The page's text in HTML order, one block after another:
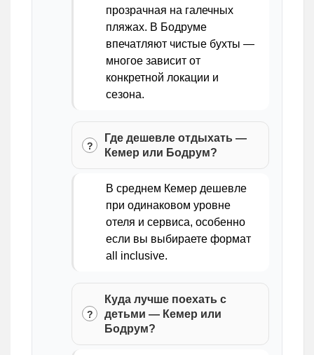
прозрачная на галечных
пляжах. В Бодруме
впечатляют чистые бухты —
многое зависит от
конкретной локации и
сезона.
Где дешевле отдыхать —
Кемер или Бодрум?
В среднем Кемер дешевле
при одинаковом уровне
отеля и сервиса, особенно
если вы выбираете формат
all inclusive.
Куда лучше поехать с
детьми — Кемер или
Бодрум?